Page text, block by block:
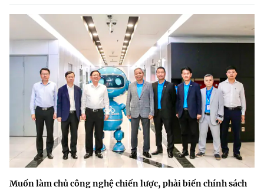
Muốn làm chủ công nghệ chiến lược, phải biến chính sách